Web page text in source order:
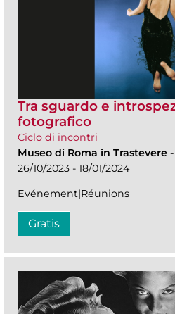
Tra sguardo e
fotografico
Ciclo di incontri
Museo di Roma in Trastevere -
26/10/2023 - 18/01/2024
Evénement|Réunions
Gratis